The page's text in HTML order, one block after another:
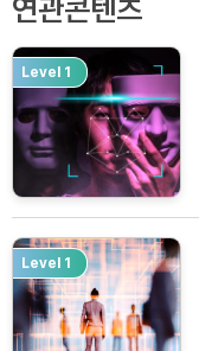
연관콘텐츠
Level 1
Level 1